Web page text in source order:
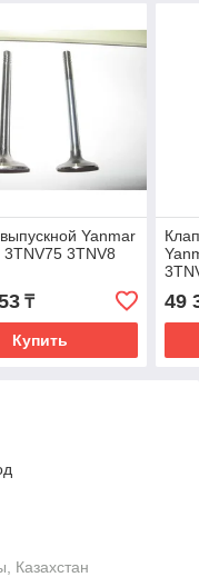
Yanmar
3TNV8
₸
Купить
49
Казахстан